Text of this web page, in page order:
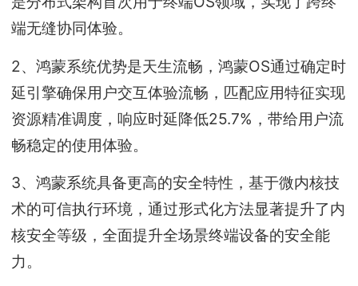
端无缝协同体验。
2、鸿蒙系统优势是天生流畅，鸿蒙OS通过确定时
延引擎确保用户交互体验流畅，匹配应用特征实现
资源精准调度，响应时延降低25.7%，带给用户流
畅稳定的使用体验。
3、鸿蒙系统具备更高的安全特性，基于微内核技
术的可信执行环境，通过形式化方法显著提升了内
核安全等级，全面提升全场景终端设备的安全能
力。